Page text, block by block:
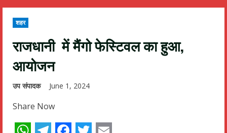
शहर
राजधानी में मैंगो फेस्टिवल का हुआ,
आयोजन
उप संपादक June 1, 2024
Share Now